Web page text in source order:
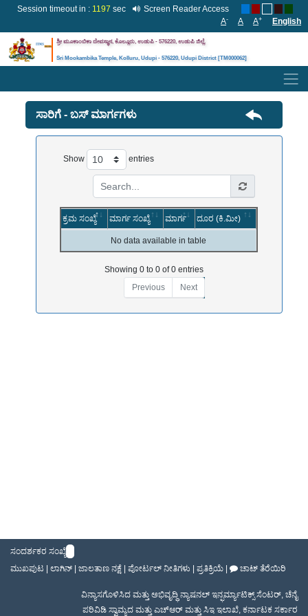
Session timeout in : 1197 sec
Screen Reader Access
A- A A+ English
ಶ್ರೀ ಮೂಕಾಂಬಿಕಾ ದೇವಸ್ಥಾನ, ಕೊಲ್ಲೂರು, ಉಡುಪಿ - 576220, ಉಡುಪಿಜಿಲ್ಲೆ.
Sri Mookambika Temple, Kolluru, Udupi - 576220, Udupi District [TM000062]
ಸಾರಿಗೆ - ಬಸ್ ಮಾರ್ಗಗಳು
Show entries
ಕ್ರಮ ಸಂಖ್ಯೆ ಮಾರ್ಗ ಸಂಖ್ಯೆ ಮಾರ್ಗ ದೂರ (ಕಿ.ಮೀ)
No data available in table
Showing 0 to 0 of 0 entries
Previous
Next
ಸಂದರ್ಶಕರ ಸಂಖ್ಯೆ
ಮುಖಪುಟ
ಲಾಗಿನ್ ಜಾಲತಾಣ ನಕ್ಷೆ ಪೋರ್ಟಲ್ ನೀತಿಗಳು ಪ್ರತಿಕ್ರಿಯೆ ಚಾಟ್ ತೆರೆಯಿರಿ
ವಿನ್ಯಾಸಗೊಳಿಸಿದ ಮತ್ತು ಅಭಿವೃದ್ಧಿ ನ್ಯಾಷನಲ್ ಇನ್ಫರ್ಮ್ಯಾಟಿಕ್ಸ್ ಸೆಂಟರ್, ಚೆನೈ
ಪರಿವಿಡಿ ಸ್ವಾಮ್ಯದ ಮತ್ತು ಎಚ್ಆರ್ ಮತ್ತು ಸಿಇ ಇಲಾಖೆ, ಕರ್ನಾಟಕ ಸರ್ಕಾರ